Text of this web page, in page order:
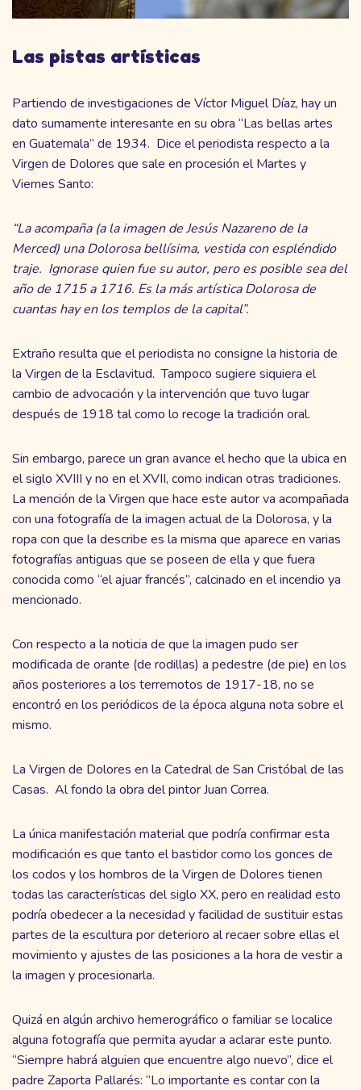
Las pistas artísticas
Partiendo de investigaciones de Víctor Miguel Díaz, hay un
dato sumamente interesante en su obra “Las bellas artes
en Guatemala” de 1934. Dice el periodista respecto a la
Virgen de Dolores que sale en procesión el Martes y
Viernes Santo:
“La acompaña (a la imagen de Jesús Nazareno de la
Merced) una Dolorosa bellísima, vestida con espléndido
traje. Ignorase quien fue su autor, pero es posible sea del
año de 1715 a 1716. Es la más artística Dolorosa de
cuantas hay en los templos de la capital”.
Extraño resulta que el periodista no consigne la historia de
la Virgen de la Esclavitud. Tampoco sugiere siquiera el
cambio de advocación y la intervención que tuvo lugar
después de 1918 tal como lo recoge la tradición oral.
Sin embargo, parece un gran avance el hecho que la ubica en
el siglo XVIII y no en el XVII, como indican otras tradiciones.
La mención de la Virgen que hace este autor va acompañada
con una fotografía de la imagen actual de la Dolorosa, y la
ropa con que la describe es la misma que aparece en varias
fotografías antiguas que se poseen de ella y que fuera
conocida como “el ajuar francés”, calcinado en el incendio ya
mencionado.
Con respecto a la noticia de que la imagen pudo ser
modificada de orante (de rodillas) a pedestre (de pie) en los
años posteriores a los terremotos de 1917-18, no se
encontró en los periódicos de la época alguna nota sobre el
mismo.
La Virgen de Dolores en la Catedral de San Cristóbal de las
Casas. Al fondo la obra del pintor Juan Correa.
La única manifestación material que podría confirmar esta
modificación es que tanto el bastidor como los gonces de
los codos y los hombros de la Virgen de Dolores tienen
todas las características del siglo XX, pero en realidad esto
podría obedecer a la necesidad y facilidad de sustituir estas
partes de la escultura por deterioro al recaer sobre ellas el
movimiento y ajustes de las posiciones a la hora de vestir a
la imagen y procesionarla.
Quizá en algún archivo hemerográfico o familiar se localice
alguna fotografía que permita ayudar a aclarar este punto.
“Siempre habrá alguien que encuentre algo nuevo”, dice el
padre Zaporta Pallarés: “Lo importante es contar con la